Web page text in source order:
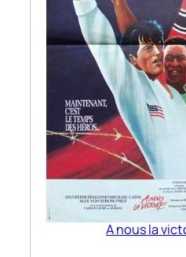
A nous la